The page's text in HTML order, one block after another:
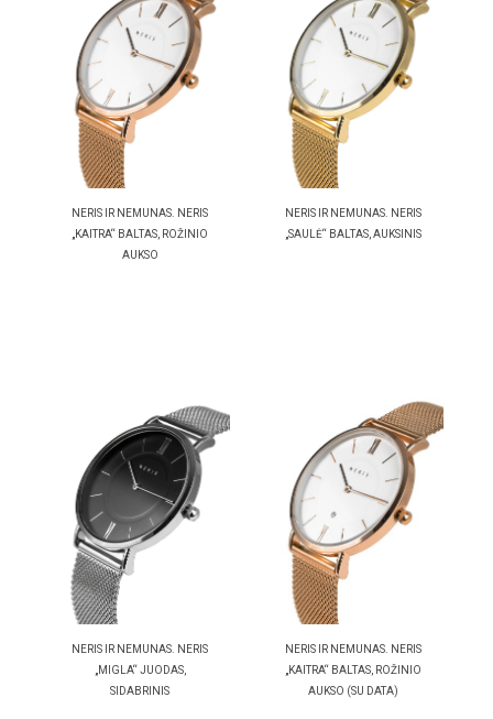
NERIS IR NEMUNAS. NERIS
„KAITRA“ BALTAS, ROŽINIO
AUKSO
NERIS IR NEMUNAS. NERIS
„SAULĖ“ BALTAS, AUKSINIS
NERIS IR NEMUNAS. NERIS
„MIGLA“ JUODAS,
SIDABRINIS
NERIS IR NEMUNAS. NERIS
„KAITRA“ BALTAS, ROŽINIO
AUKSO (SU DATA)